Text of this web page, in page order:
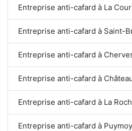
Entreprise anti-cafard à La
Entreprise anti-cafard à Saint-
Entreprise anti-cafard à
Entreprise anti-cafard à
Entreprise anti-cafard à La
Entreprise anti-cafard à